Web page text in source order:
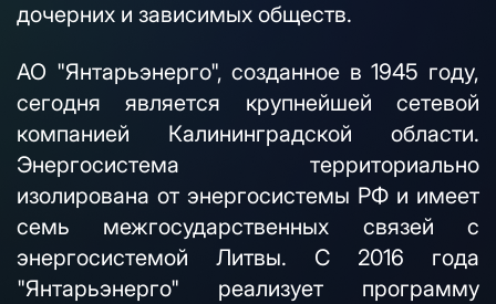
дочерних и зависимых обществ.
АО "Янтарьэнерго", созданное в 1945 году,
сегодня является крупнейшей сетевой
компанией Калининградской области.
Энергосистема территориально
изолирована от энергосистемы РФ и имеет
семь межгосударственных связей с
энергосистемой Литвы. С 2016 года
"Янтарьэнерго" реализует программу